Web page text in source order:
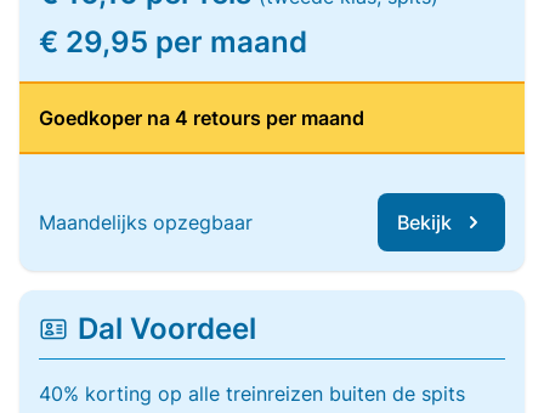
€ 29,95 per maand
Goedkoper na 4 retours per maand
Maandelijks opzegbaar Bekijk
Dal Voordeel
40% korting op alle treinreizen buiten de spits